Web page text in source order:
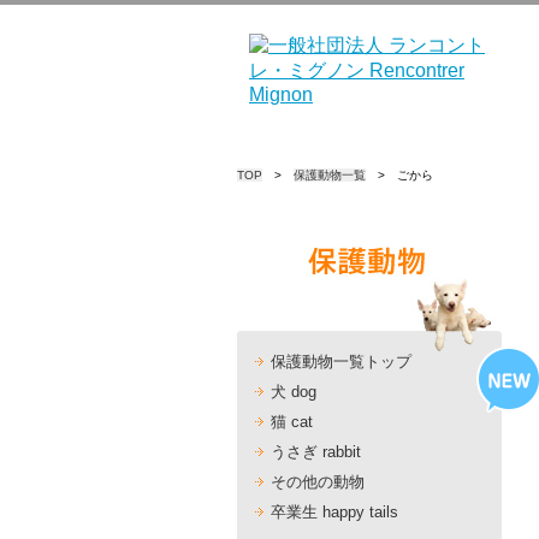
TOP > 保護動物一覧 > ごから
保護動物一覧トップ
犬 dog
猫 cat
うさぎ rabbit
その他の動物
卒業生 happy tails